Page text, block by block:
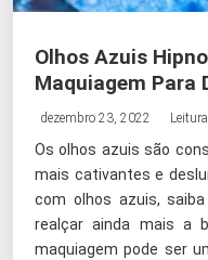
Olhos Azuis
Maquiagem Para
dezembro 23, 2022
Os olhos azuis são
mais cativantes e
com olhos azuis,
realçar ainda mais a
maquiagem pode ser